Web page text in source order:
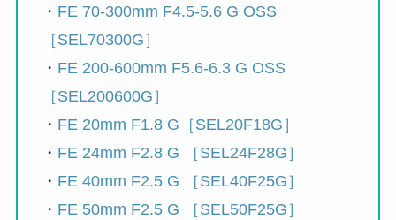
・ FE 70-300mm F4.5-5.6 G OSS
［SEL70300G］
・ FE 200-600mm F5.6-6.3 G OSS
［SEL200600G］
・ FE 20mm F1.8 G［SEL20F18G］
・ FE 24mm F2.8 G ［SEL24F28G］
・ FE 40mm F2.5 G ［SEL40F25G］
・ FE 50mm F2.5 G ［SEL50F25G］